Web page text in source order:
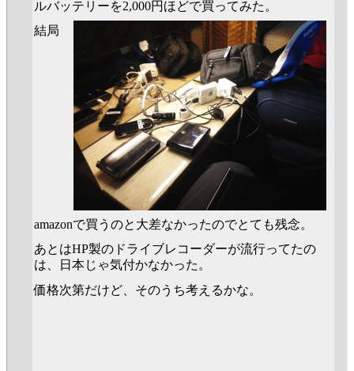
ルバッテリーを2,000円ほどで買ってみた。
結局
amazonで買うのと大差なかったのでとても残念。
あとはHP製のドライブレコーダーが流行ってたの
は、日本じゃ気付かなかった。
価格次第だけど、そのうち考えるかな。